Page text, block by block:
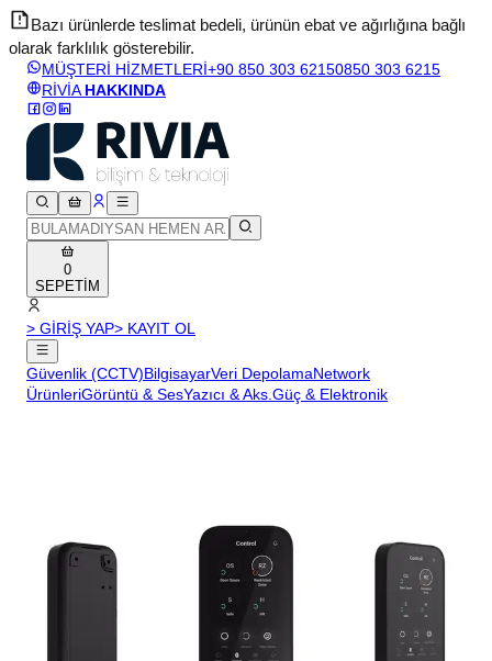
Bazı ürünlerde teslimat bedeli, ürünün ebat ve ağırlığına bağlı
olarak farklılık gösterebilir.
MÜŞTERİ HİZMETLERİ+90 850 303 62150850 303 6215
RİVİA HAKKINDA
0
SEPETİM
> GİRİŞ YAP> KAYIT OL
Güvenlik (CCTV)BilgisayarVeri DepolamaNetwork
ÜrünleriGörüntü & SesYazıcı & Aks.Güç & Elektronik